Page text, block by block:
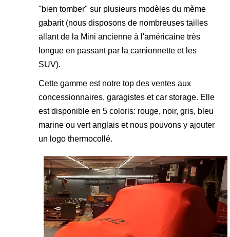
"bien tomber" sur plusieurs modèles du mème
gabarit (nous disposons de nombreuses tailles
allant de la Mini ancienne à l'américaine très
longue en passant par la camionnette et les
SUV).
Cette gamme est notre top des ventes aux
concessionnaires, garagistes et car storage. Elle
est disponible en 5 coloris: rouge, noir, gris, bleu
marine ou vert anglais et nous pouvons y ajouter
un logo thermocollé.